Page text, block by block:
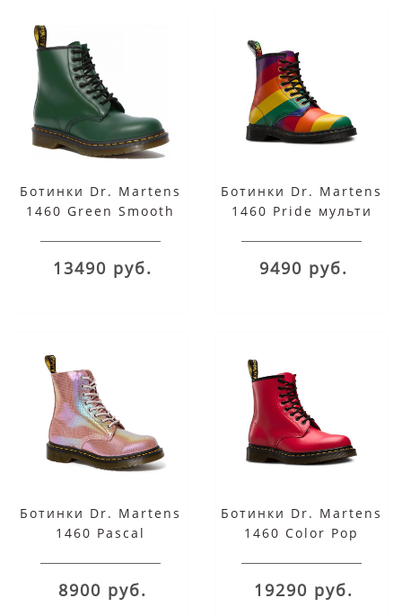
Ботинки Dr. Martens
1460 Green Smooth
13490 руб.
Ботинки Dr. Martens
1460 Pride мульти
9490 руб.
Ботинки Dr. Martens
1460 Pascal
8900 руб.
Ботинки Dr. Martens
1460 Color Pop
19290 руб.